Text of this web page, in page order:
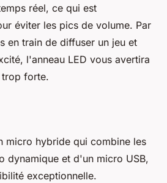
réel, ce qui est
éviter les pics de volume. Par
en train de diffuser un jeu et
l'anneau LED vous avertira
forte.
micro hybride qui combine les
dynamique et d'un micro USB,
exceptionnelle.